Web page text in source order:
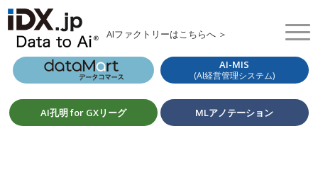
AIファクトリーはこちらへ ＞
AI-MIS
(AI経営管理システム)
AI孔明 for GXリーグ MLアノテーション